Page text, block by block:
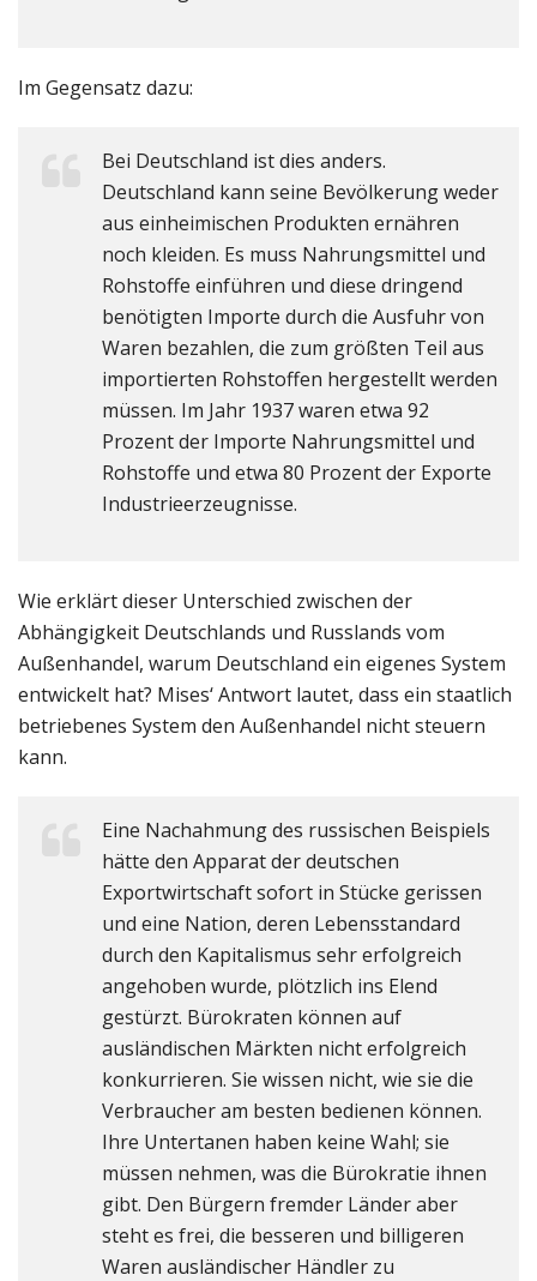
Im Gegensatz dazu:
Bei Deutschland ist dies anders.
Deutschland kann seine Bevölkerung weder
aus einheimischen Produkten ernähren
noch kleiden. Es muss Nahrungsmittel und
Rohstoffe einführen und diese dringend
benötigten Importe durch die Ausfuhr von
Waren bezahlen, die zum größten Teil aus
importierten Rohstoffen hergestellt werden
müssen. Im Jahr 1937 waren etwa 92
Prozent der Importe Nahrungsmittel und
Rohstoffe und etwa 80 Prozent der Exporte
Industrieerzeugnisse.
Wie erklärt dieser Unterschied zwischen der
Abhängigkeit Deutschlands und Russlands vom
Außenhandel, warum Deutschland ein eigenes System
entwickelt hat? Mises‘ Antwort lautet, dass ein staatlich
betriebenes System den Außenhandel nicht steuern
kann.
Eine Nachahmung des russischen Beispiels
hätte den Apparat der deutschen
Exportwirtschaft sofort in Stücke gerissen
und eine Nation, deren Lebensstandard
durch den Kapitalismus sehr erfolgreich
angehoben wurde, plötzlich ins Elend
gestürzt. Bürokraten können auf
ausländischen Märkten nicht erfolgreich
konkurrieren. Sie wissen nicht, wie sie die
Verbraucher am besten bedienen können.
Ihre Untertanen haben keine Wahl; sie
müssen nehmen, was die Bürokratie ihnen
gibt. Den Bürgern fremder Länder aber
steht es frei, die besseren und billigeren
Waren ausländischer Händler zu